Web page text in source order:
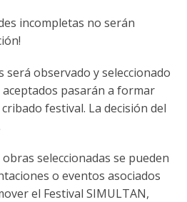
incompletas no serán
será observado y seleccionado
pasarán a formar
festival. La decisión del
seleccionadas se pueden
o eventos asociados
el Festival SIMULTAN,